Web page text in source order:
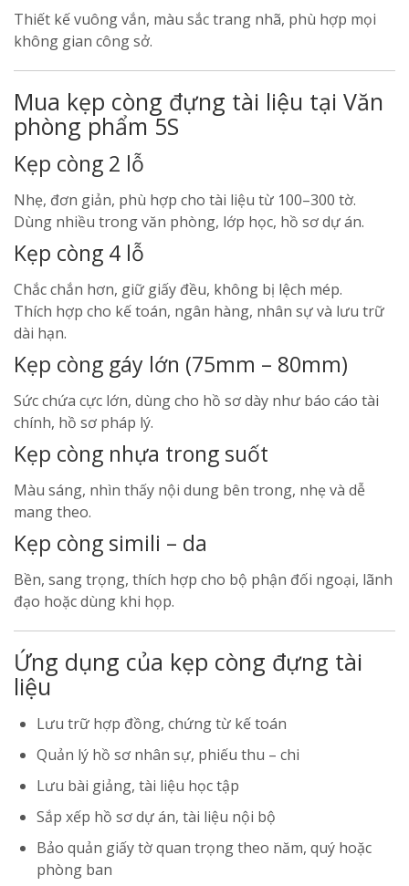
Thiết kế vuông vắn, màu sắc trang nhã, phù hợp mọi
không gian công sở.
Mua kẹp còng đựng tài liệu tại Văn
phòng phẩm 5S
Kẹp còng 2 lỗ
Nhẹ, đơn giản, phù hợp cho tài liệu từ 100–300 tờ.
Dùng nhiều trong văn phòng, lớp học, hồ sơ dự án.
Kẹp còng 4 lỗ
Chắc chắn hơn, giữ giấy đều, không bị lệch mép.
Thích hợp cho kế toán, ngân hàng, nhân sự và lưu trữ
dài hạn.
Kẹp còng gáy lớn (75mm – 80mm)
Sức chứa cực lớn, dùng cho hồ sơ dày như báo cáo tài
chính, hồ sơ pháp lý.
Kẹp còng nhựa trong suốt
Màu sáng, nhìn thấy nội dung bên trong, nhẹ và dễ
mang theo.
Kẹp còng simili – da
Bền, sang trọng, thích hợp cho bộ phận đối ngoại, lãnh
đạo hoặc dùng khi họp.
Ứng dụng của kẹp còng đựng tài
liệu
Lưu trữ hợp đồng, chứng từ kế toán
Quản lý hồ sơ nhân sự, phiếu thu – chi
Lưu bài giảng, tài liệu học tập
Sắp xếp hồ sơ dự án, tài liệu nội bộ
Bảo quản giấy tờ quan trọng theo năm, quý hoặc
phòng ban